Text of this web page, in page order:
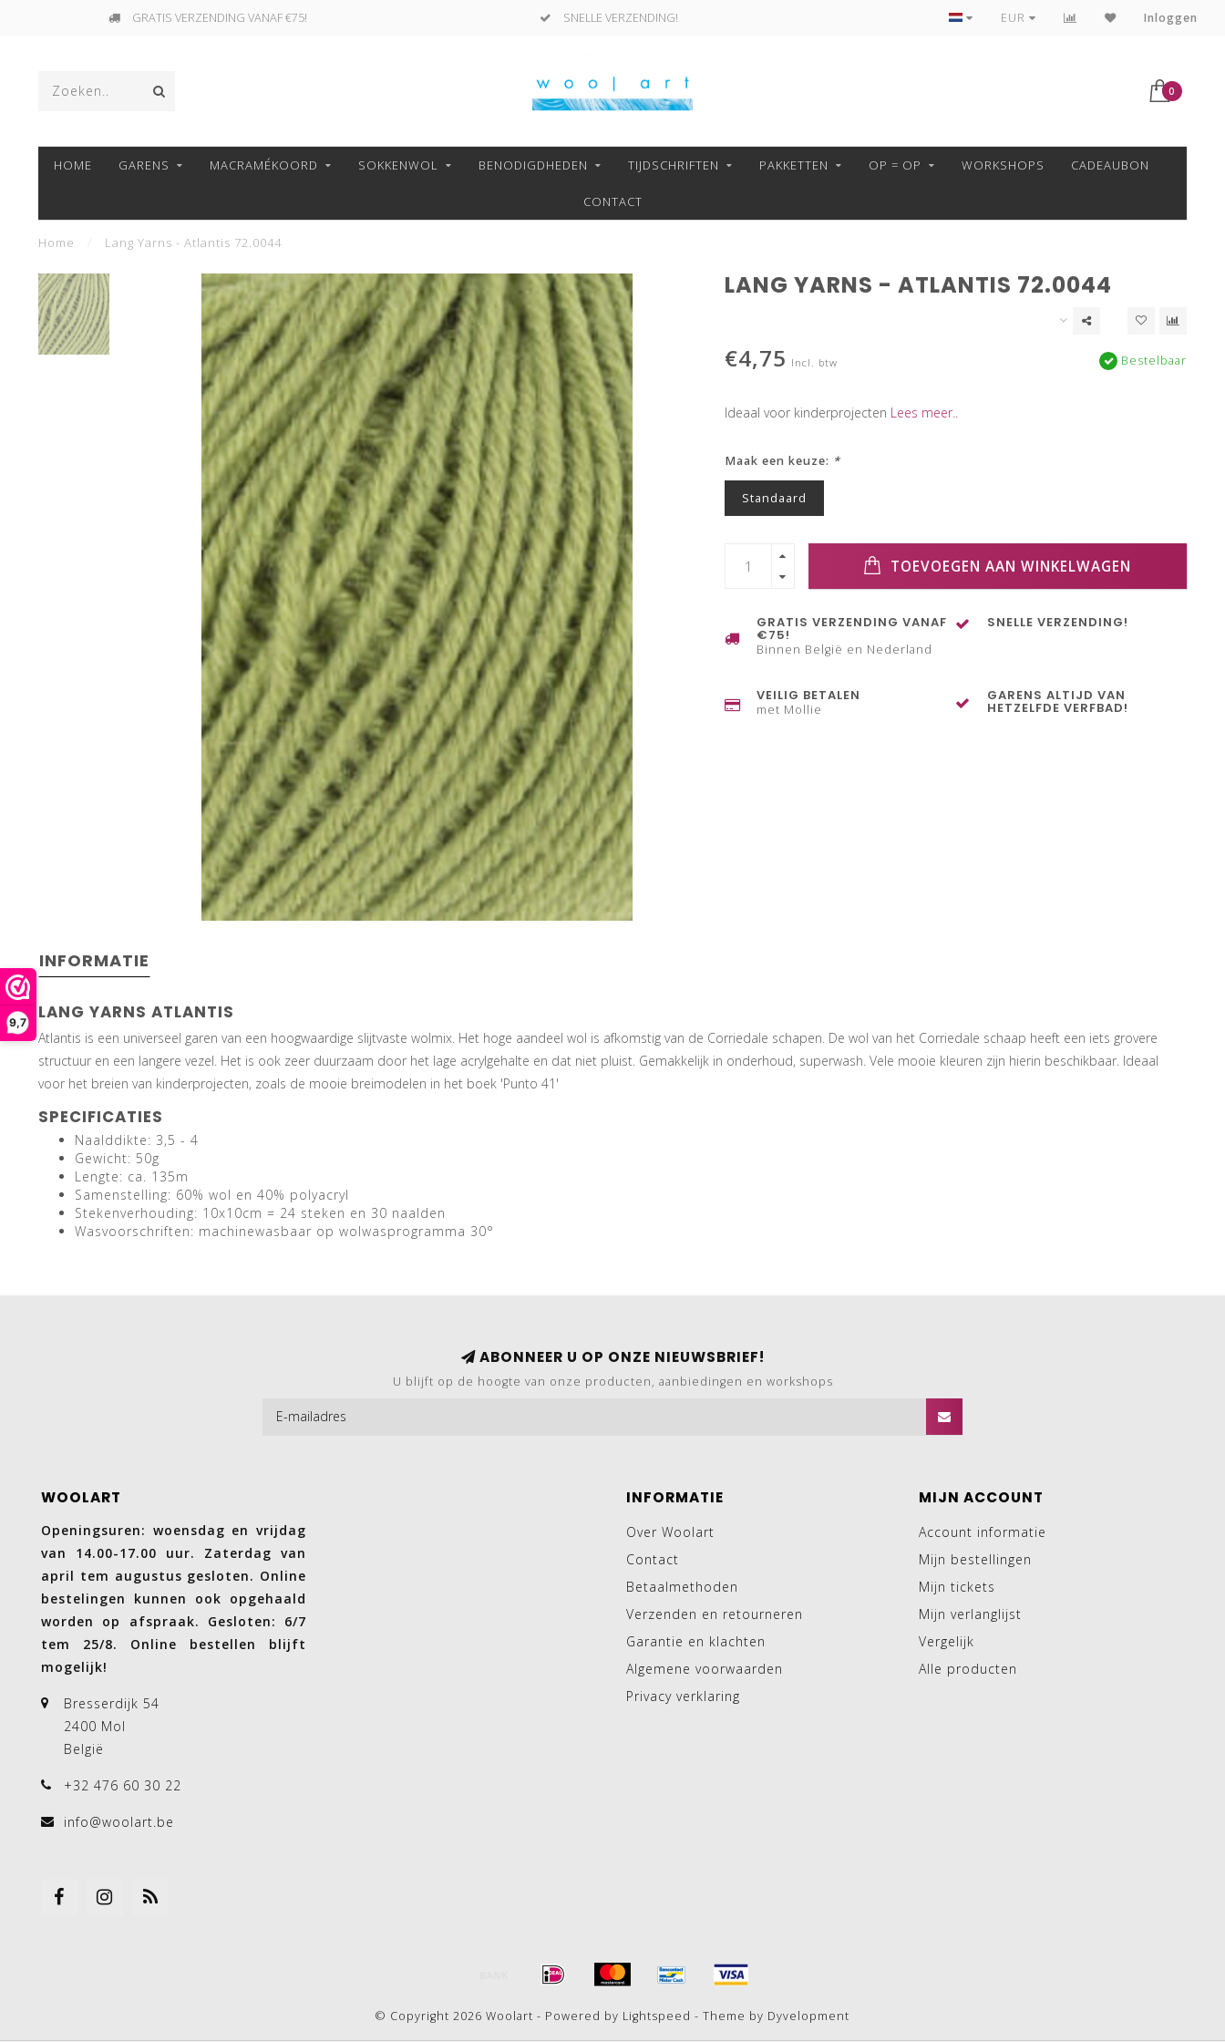
9,7
GRATIS VERZENDING VANAF €75! SNELLE VERZENDING! VEILIG BETALEN MET MOLLIE!
EUR Inloggen
0
HOME GARENS MACRAMÉKOORD SOKKENWOL BENODIGDHEDEN TIJDSCHRIFTEN PAKKETTEN OP = OP WORKSHOPS CADEAUBON
CONTACT
Home Lang Yarns - Atlantis 72.0044
LANG YARNS - ATLANTIS 72.0044
€4,75 Incl. btw Bestelbaar
Ideaal voor kinderprojecten Lees meer..
Maak een keuze: *
Standaard
TOEVOEGEN AAN WINKELWAGEN
GRATIS VERZENDING VANAF
€75!
Binnen België en Nederland
SNELLE VERZENDING!
VEILIG BETALEN
met Mollie
GARENS ALTIJD VAN
HETZELFDE VERFBAD!
INFORMATIE
LANG YARNS ATLANTIS
Atlantis is een universeel garen van een hoogwaardige slijtvaste wolmix. Het hoge aandeel wol is afkomstig van de Corriedale schapen. De wol van het Corriedale schaap heeft een iets grovere
structuur en een langere vezel. Het is ook zeer duurzaam door het lage acrylgehalte en dat niet pluist. Gemakkelijk in onderhoud, superwash. Vele mooie kleuren zijn hierin beschikbaar. Ideaal
voor het breien van kinderprojecten, zoals de mooie breimodelen in het boek 'Punto 41'
SPECIFICATIES
Naalddikte: 3,5 - 4
Gewicht: 50g
Lengte: ca. 135m
Samenstelling: 60% wol en 40% polyacryl
Stekenverhouding: 10x10cm = 24 steken en 30 naalden
Wasvoorschriften: machinewasbaar op wolwasprogramma 30°
ABONNEER U OP ONZE NIEUWSBRIEF!
U blijft op de hoogte van onze producten, aanbiedingen en workshops
WOOLART
Openingsuren: woensdag en vrijdag
van 14.00-17.00 uur. Zaterdag van
april tem augustus gesloten. Online
bestelingen kunnen ook opgehaald
worden op afspraak. Gesloten: 6/7
tem 25/8. Online bestellen blijft
mogelijk!
Bresserdijk 54
2400 Mol
België
+32 476 60 30 22
info@woolart.be
INFORMATIE
Over Woolart
Contact
Betaalmethoden
Verzenden en retourneren
Garantie en klachten
Algemene voorwaarden
Privacy verklaring
MIJN ACCOUNT
Account informatie
Mijn bestellingen
Mijn tickets
Mijn verlanglijst
Vergelijk
Alle producten
© Copyright 2026 Woolart - Powered by Lightspeed - Theme by Dyvelopment